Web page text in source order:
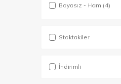
Boyasız - Ham (4)
Stoktakiler
İndirimli